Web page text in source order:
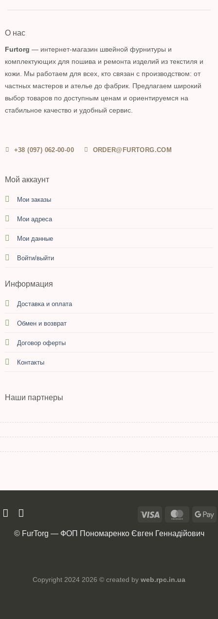
О нас
Furtorg — интернет-магазин швейной фурнитуры и
комплектующих для пошива и ремонта изделий из текстиля и
кожи. Мы работаем для всех, кто связан с производством: от
частных мастеров и ателье до фабрик. Предлагаем широкий
выбор товаров по доступным ценам и ориентируемся на
стабильное качество и удобный сервис.
+38 (097) 062-00-00 ORDER@FURTORG.COM
Мой аккаунт
Мои заказы
Мои адреса
Мои данные
Войти/выйти
Информация
Доставка и оплата
Обмен и возврат
Договор оферты
Контакты
Наши партнеры
© FurTorg — ФОП Пономаренко Євген Геннадійович
Copyright 2024 2026 © created by web.rpc.in.ua